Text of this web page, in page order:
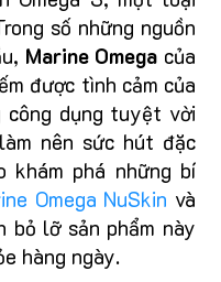
số những nguồn
Marine Omega của
được tình cảm của
công dụng tuyệt vời
nên sức hút đặc
khám phá những bí
Omega NuSkin và
bỏ lỡ sản phẩm này
hàng ngày.